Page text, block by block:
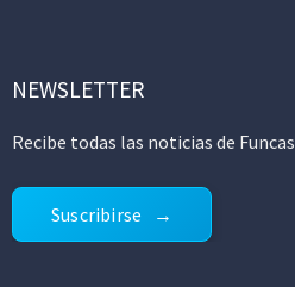
NEWSLETTER
Recibe todas las noticias de Funcas
Suscribirse